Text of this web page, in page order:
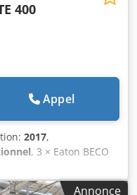
400
Appel
2017,
, 3 × Eaton BECO
de filtration à plaques
Neufs, jamais
Annonce